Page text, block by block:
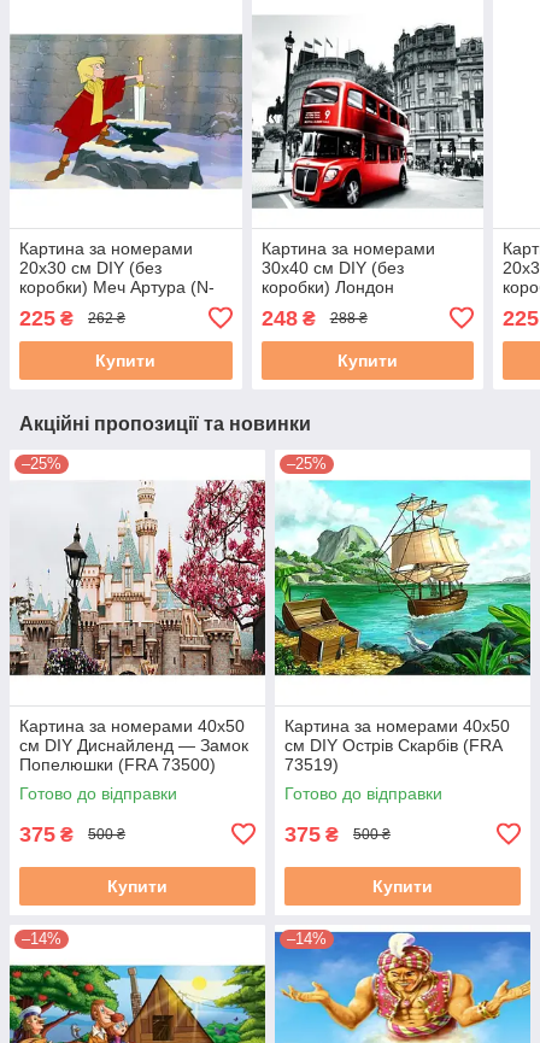
Картина за номерами
20х30 см DIY (без
коробки) Меч Артура (N-
225 ₴ 262 ₴
Купити
Картина за номерами
30х40 см DIY (без
коробки) Лондон
248₴ 288 ₴
Купити
225
Акційні пропозиції та новинки
–25%
Картина за номерами 40x50
см DIY Диснайленд — Замок
Попелюшки (FRA 73500)
Готово до відправки
375 ₴ 500 ₴
Купити
–25%
Картина за номерами 40x50
см DIY Острів Скарбів (FRA
73519)
Готово до відправки
375 ₴ 500 ₴
Купити
–14% –14%